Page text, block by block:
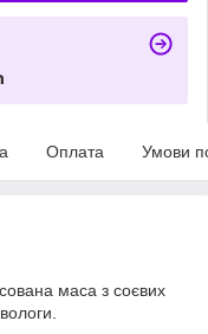
Оплата Умови
маса з соєвих